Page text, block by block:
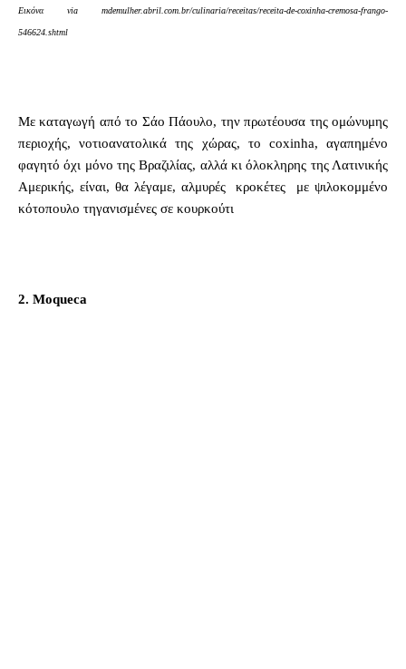
Eικόνα via mdemulher.abril.com.br/culinaria/receitas/receita-de-coxinha-cremosa-frango-
546624.shtml
Με καταγωγή από το Σάο Πάουλο, την πρωτέουσα της ομώνυμης
περιοχής, νοτιοανατολικά της χώρας, το coxinha, αγαπημένο
φαγητό όχι μόνο της Βραζιλίας, αλλά κι όλοκληρης της Λατινικής
Αμερικής, είναι, θα λέγαμε, αλμυρές κροκέτες με ψιλοκομμένο
κότοπουλο τηγανισμένες σε κουρκούτι
2. Moqueca